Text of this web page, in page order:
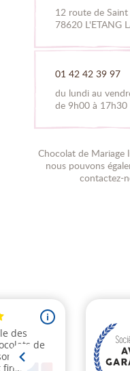
12 route de Saint
78620 L'ETANG
01 42 42 39 97
du lundi au
de 9h00 à 17h30
Chocolat de Mariage
nous pouvons
contactez-